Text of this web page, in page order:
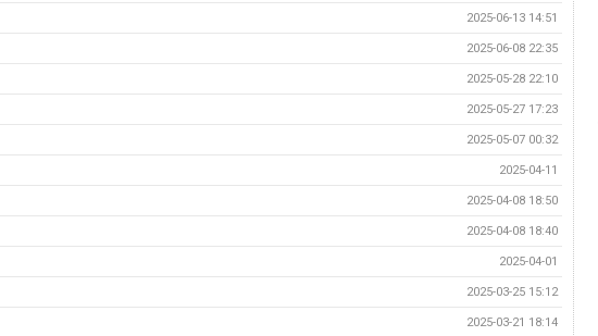
2025-06-13 14:51
2025-06-08 22:35
2025-05-28 22:10
2025-05-27 17:23
2025-05-07 00:32
2025-04-11
2025-04-08 18:50
2025-04-08 18:40
2025-04-01
2025-03-25 15:12
2025-03-21 18:14